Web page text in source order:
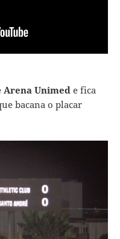
Arena Unimed e fica
bacana o placar